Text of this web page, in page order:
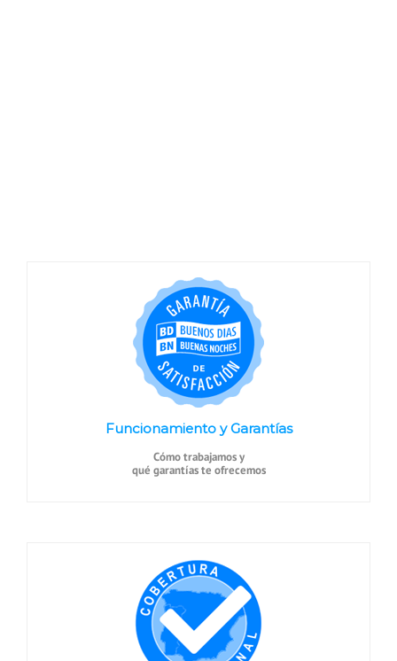
Funcionamiento y Garantías
Cómo trabajamos y
qué garantías te ofrecemos